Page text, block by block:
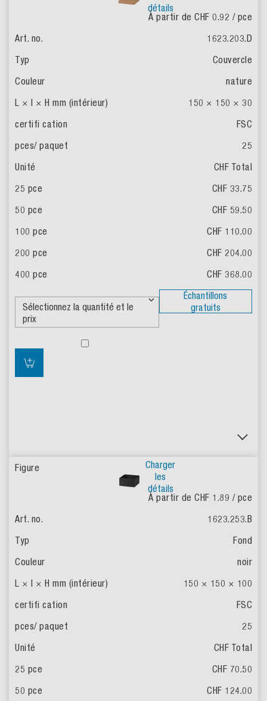
détails
À partir de CHF 0.92 / pce
1623.203.D
Couvercle
nature
150 × 150 × 30
FSC
25
CHF Total
CHF 33.75
CHF 59.50
CHF 110.00
CHF 204.00
CHF 368.00
Échantillons
gratuits
Charger
les
détails
À partir de CHF 1.89 / pce
1623.253.B
Fond
noir
150 × 150 × 100
FSC
25
CHF Total
CHF 70.50
CHF 124.00